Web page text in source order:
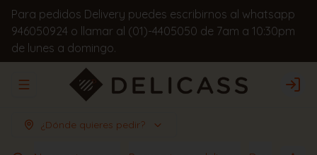
Para pedidos Delivery puedes escribirnos al whatsapp
946050924 o llamar al (01)-4405050 de 7am a 10:30pm
de lunes a domingo.
Abrir menu de navegación Login
¿Dónde quieres pedir?